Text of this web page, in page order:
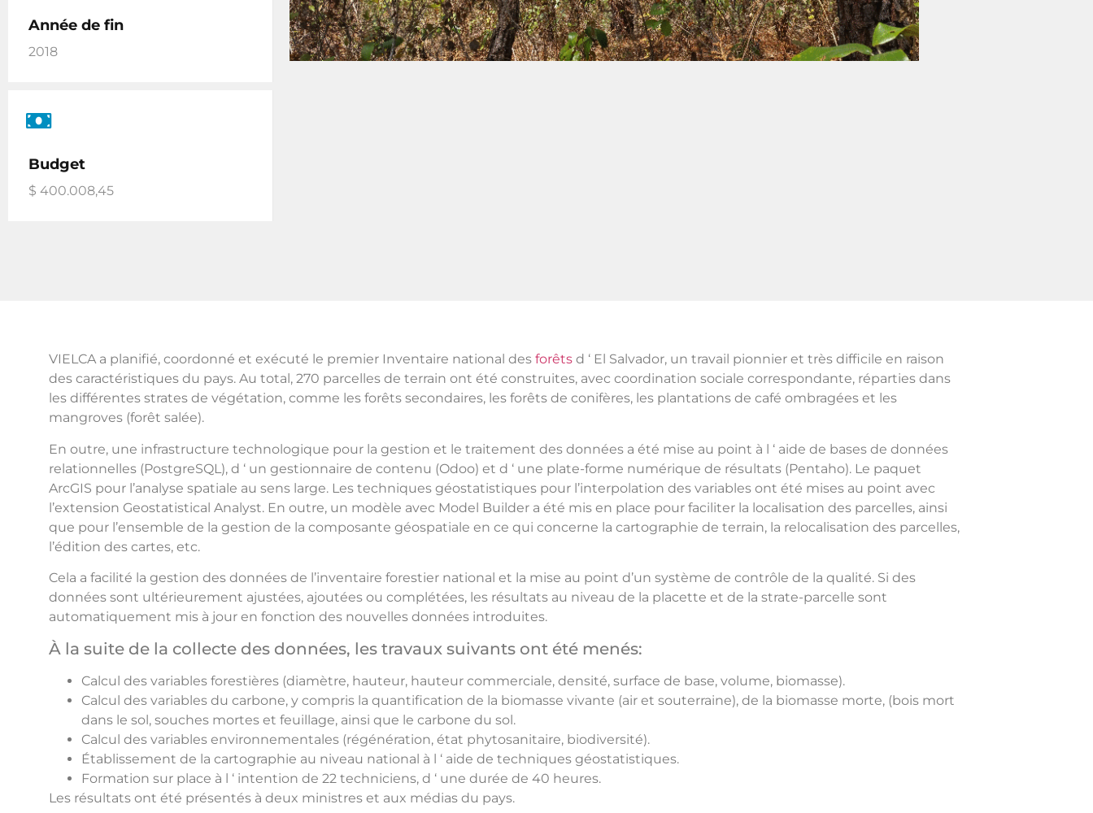
Année de fin
2018
Budget
$ 400.008,45
VIELCA a planifié, coordonné et exécuté le premier Inventaire national des forêts d ‘ El Salvador, un travail pionnier et très difficile en raison
des caractéristiques du pays. Au total, 270 parcelles de terrain ont été construites, avec coordination sociale correspondante, réparties dans
les différentes strates de végétation, comme les forêts secondaires, les forêts de conifères, les plantations de café ombragées et les
mangroves (forêt salée).
En outre, une infrastructure technologique pour la gestion et le traitement des données a été mise au point à l ‘ aide de bases de données
relationnelles (PostgreSQL), d ‘ un gestionnaire de contenu (Odoo) et d ‘ une plate-forme numérique de résultats (Pentaho). Le paquet
ArcGIS pour l’analyse spatiale au sens large. Les techniques géostatistiques pour l’interpolation des variables ont été mises au point avec
l’extension Geostatistical Analyst. En outre, un modèle avec Model Builder a été mis en place pour faciliter la localisation des parcelles, ainsi
que pour l’ensemble de la gestion de la composante géospatiale en ce qui concerne la cartographie de terrain, la relocalisation des parcelles,
l’édition des cartes, etc.
Cela a facilité la gestion des données de l’inventaire forestier national et la mise au point d’un système de contrôle de la qualité. Si des
données sont ultérieurement ajustées, ajoutées ou complétées, les résultats au niveau de la placette et de la strate-parcelle sont
automatiquement mis à jour en fonction des nouvelles données introduites.
À la suite de la collecte des données, les travaux suivants ont été menés:
Calcul des variables forestières (diamètre, hauteur, hauteur commerciale, densité, surface de base, volume, biomasse).
Calcul des variables du carbone, y compris la quantification de la biomasse vivante (air et souterraine), de la biomasse morte, (bois mort
dans le sol, souches mortes et feuillage, ainsi que le carbone du sol.
Calcul des variables environnementales (régénération, état phytosanitaire, biodiversité).
Établissement de la cartographie au niveau national à l ‘ aide de techniques géostatistiques.
Formation sur place à l ‘ intention de 22 techniciens, d ‘ une durée de 40 heures.
Les résultats ont été présentés à deux ministres et aux médias du pays.